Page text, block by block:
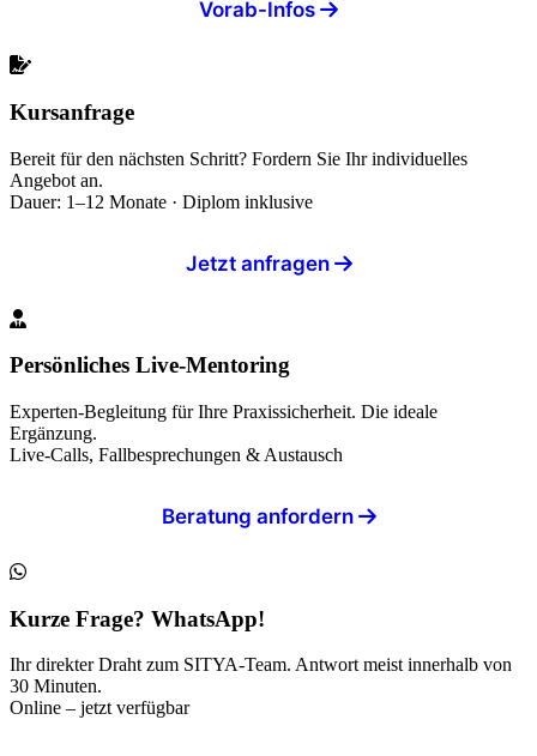
Vorab-Infos
Kursanfrage
Bereit für den nächsten Schritt? Fordern Sie Ihr individuelles
Angebot an.
Dauer: 1–12 Monate · Diplom inklusive
Jetzt anfragen
Persönliches Live-Mentoring
Experten-Begleitung für Ihre Praxissicherheit. Die ideale
Ergänzung.
Live-Calls, Fallbesprechungen & Austausch
Beratung anfordern
Kurze Frage? WhatsApp!
Ihr direkter Draht zum SITYA-Team. Antwort meist innerhalb von
30 Minuten.
Online – jetzt verfügbar